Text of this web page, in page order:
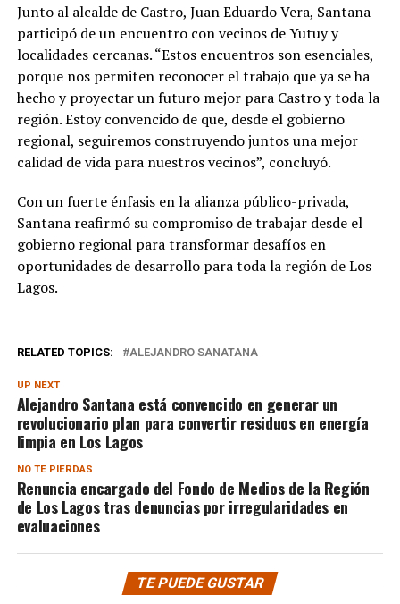
Junto al alcalde de Castro, Juan Eduardo Vera, Santana
participó de un encuentro con vecinos de Yutuy y
localidades cercanas. “Estos encuentros son esenciales,
porque nos permiten reconocer el trabajo que ya se ha
hecho y proyectar un futuro mejor para Castro y toda la
región. Estoy convencido de que, desde el gobierno
regional, seguiremos construyendo juntos una mejor
calidad de vida para nuestros vecinos”, concluyó.
Con un fuerte énfasis en la alianza público-privada,
Santana reafirmó su compromiso de trabajar desde el
gobierno regional para transformar desafíos en
oportunidades de desarrollo para toda la región de Los
Lagos.
RELATED TOPICS: ALEJANDRO SANATANA
UP NEXT
Alejandro Santana está convencido en generar un
revolucionario plan para convertir residuos en energía
limpia en Los Lagos
NO TE PIERDAS
Renuncia encargado del Fondo de Medios de la Región
de Los Lagos tras denuncias por irregularidades en
evaluaciones
TE PUEDE GUSTAR